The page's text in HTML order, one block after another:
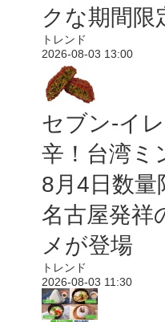
クな期間限
トレンド
2026-08-03 13:00
セブン-イ
辛！台湾ミ
8月4日数量
名古屋発祥
メが登場
トレンド
2026-08-03 11:30